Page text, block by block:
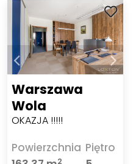
Warszawa
Wola
OKAZJA !!!!!
Powierzchnia
2
Piętro